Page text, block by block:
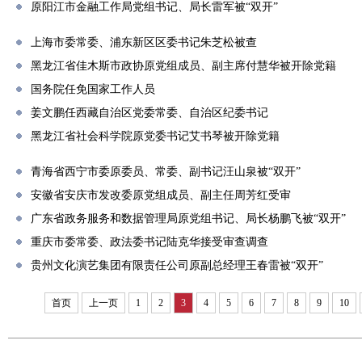
原阳江市金融工作局党组书记、局长雷军被“双开”
上海市委常委、浦东新区区委书记朱芝松被查
黑龙江省佳木斯市政协原党组成员、副主席付慧华被开除党籍
国务院任免国家工作人员
姜文鹏任西藏自治区党委常委、自治区纪委书记
黑龙江省社会科学院原党委书记艾书琴被开除党籍
青海省西宁市委原委员、常委、副书记汪山泉被“双开”
安徽省安庆市发改委原党组成员、副主任周芳红受审
广东省政务服务和数据管理局原党组书记、局长杨鹏飞被“双开”
重庆市委常委、政法委书记陆克华接受审查调查
贵州文化演艺集团有限责任公司原副总经理王春雷被“双开”
首页 上一页 1 2 3 4 5 6 7 8 9 10